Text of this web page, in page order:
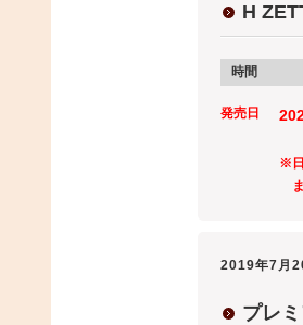
H
時間
発売日
※日
ま
2019年7月
プレ